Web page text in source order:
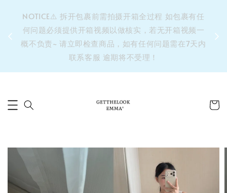
⚠️
NOTICE⚠️ 拆开包裹前需拍摄开箱全过程 如包裹有任
何问题必须提供开箱视频以做核实，若无开箱视频一
概不负责~ 请立即检查商品，如有任何问题需在7天内
联系客服 逾期将不受理！